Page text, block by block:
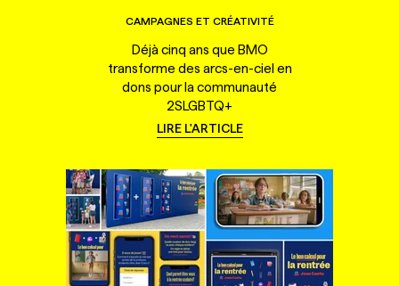
CAMPAGNES ET CRÉATIVITÉ
Déjà cinq ans que BMO
transforme des arcs-en-ciel en
dons pour la communauté
2SLGBTQ+
LIRE L'ARTICLE